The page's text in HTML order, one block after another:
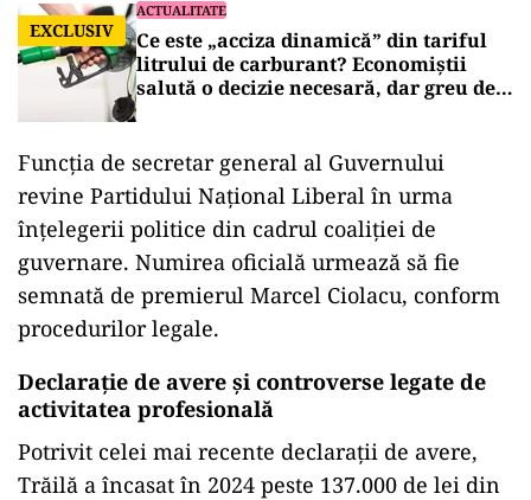
EXCLUSIV
ACTUALITATE
Ce este „acciza dinamică” din tariful
litrului de carburant? Economiștii
salută o decizie necesară, dar greu de
Funcția de secretar general al Guvernului
revine Partidului Național Liberal în urma
înțelegerii politice din cadrul coaliției de
guvernare. Numirea oficială urmează să fie
semnată de premierul Marcel Ciolacu, conform
procedurilor legale.
Declarație de avere și controverse legate de
activitatea profesională
Potrivit celei mai recente declarații de avere,
Trăilă a încasat în 2024 peste 137.000 de lei din